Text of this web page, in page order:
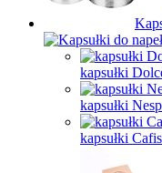
kapsułki
kapsułki
kapsułki